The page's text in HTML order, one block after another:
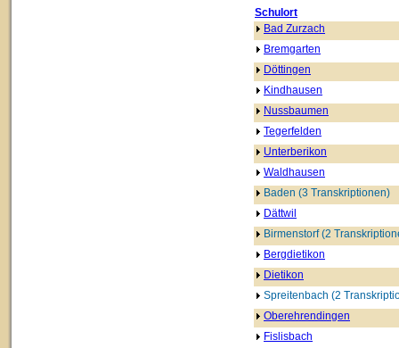
Schulort
Bad Zurzach
Bremgarten
Döttingen
Kindhausen
Nussbaumen
Tegerfelden
Unterberikon
Waldhausen
Baden (3 Transkriptionen)
Dättwil
Birmenstorf (2
Bergdietikon
Dietikon
Spreitenbach (2
Oberehrendingen
Fislisbach